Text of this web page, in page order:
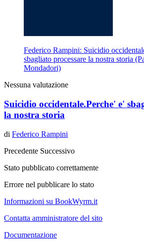
Federico Rampini: Suicidio
sbagliato processare la nostra storia
Mondadori)
Nessuna valutazione
Suicidio occidentale.Perche' e'
la nostra storia
di Federico Rampini
Precedente Successivo
Stato pubblicato correttamente
Errore nel pubblicare lo stato
Informazioni su BookWyrm.it
Contatta amministratore del sito
Documentazione